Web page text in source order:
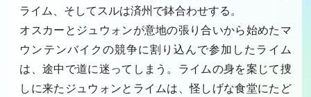
ライム、そしてスルは済州で鉢合わせする。
オスカーとジュウォンが意地の張り合いから始めたマ
ウンテンバイクの競争に割り込んで参加したライム
は、途中で道に迷ってしまう。ライムの身を案じて捜
しに来たジュウォンとライムは、怪しげな食堂にたど